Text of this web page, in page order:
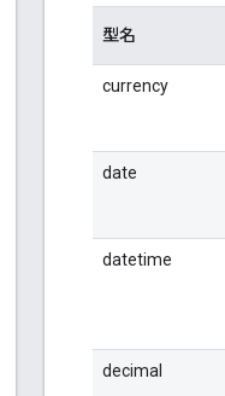
型名
currency
date
datetime
decimal